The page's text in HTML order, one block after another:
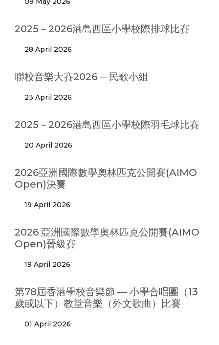
2025－2026港島西區小學校際排球比賽
28 April 2026
聯校音樂大賽2026 ─ 民歌小組
23 April 2026
2025－2026港島西區小學校際羽毛球比賽
20 April 2026
2026亞洲國際數學奧林匹克公開賽(AIMO
Open)決賽
19 April 2026
2026 亞洲國際數學奧林匹克公開賽(AIMO
Open)晉級賽
19 April 2026
第78屆香港學校音樂節 — 小學合唱團（13
歲或以下）教堂音樂（外文歌曲）比賽
01 April 2026